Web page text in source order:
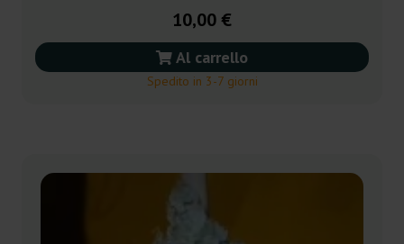
10,00 €
Al carrello
Spedito in 3-7 giorni